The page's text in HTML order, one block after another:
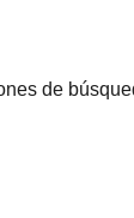
de